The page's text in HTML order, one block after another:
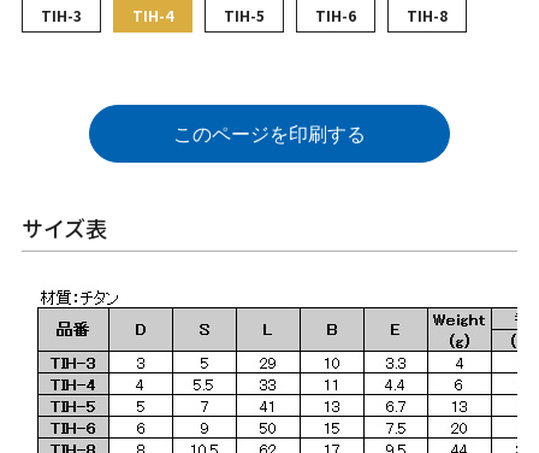
TIH-3 TIH-4 TIH-5 TIH-6 TIH-8
このページを印刷する
サイズ表